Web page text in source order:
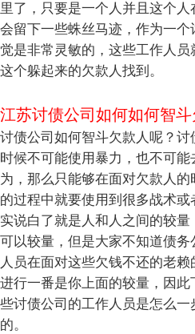
里了，只要是一个人并且这个
会留下一些蛛丝马迹，作为一
觉是非常灵敏的，这些工作人
这个躲起来的欠款人找到。
江苏讨债公司如何如何智斗
讨债公司如何智斗欠款人呢？
时候不可能使用暴力，也不可
为，那么只能够在面对欠款人
的过程中就要使用到很多战术
实说白了就是人和人之间的较
可以较量，但是大家不知道债
人员在面对这些欠钱不还的老
进行一番是你上面的较量，因
些讨债公司的工作人员是怎么
的。